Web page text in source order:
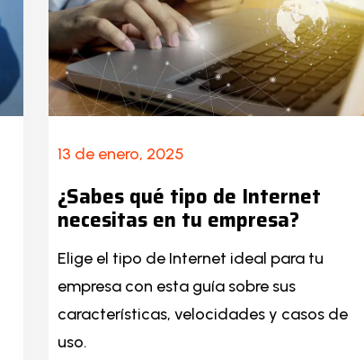
13 de enero, 2025
¿Sabes qué tipo de Internet
necesitas en tu empresa?
Elige el tipo de Internet ideal para tu
empresa con esta guía sobre sus
características, velocidades y casos de
uso.